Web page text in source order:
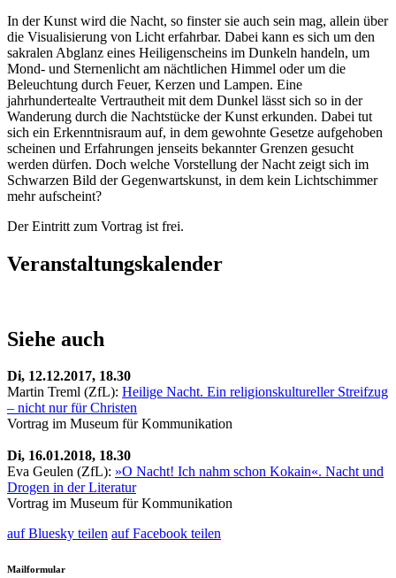
In der Kunst wird die Nacht, so finster sie auch sein mag, allein über
die Visualisierung von Licht erfahrbar. Dabei kann es sich um den
sakralen Abglanz eines Heiligenscheins im Dunkeln handeln, um
Mond- und Sternenlicht am nächtlichen Himmel oder um die
Beleuchtung durch Feuer, Kerzen und Lampen. Eine
jahrhundertealte Vertrautheit mit dem Dunkel lässt sich so in der
Wanderung durch die Nachtstücke der Kunst erkunden. Dabei tut
sich ein Erkenntnisraum auf, in dem gewohnte Gesetze aufgehoben
scheinen und Erfahrungen jenseits bekannter Grenzen gesucht
werden dürfen. Doch welche Vorstellung der Nacht zeigt sich im
Schwarzen Bild der Gegenwartskunst, in dem kein Lichtschimmer
mehr aufscheint?
Der Eintritt zum Vortrag ist frei.
Veranstaltungskalender
Siehe auch
Di, 12.12.2017, 18.30
Martin Treml (ZfL): Heilige Nacht. Ein religionskultureller Streifzug
– nicht nur für Christen
Vortrag im Museum für Kommunikation
Di, 16.01.2018, 18.30
Eva Geulen (ZfL): »O Nacht! Ich nahm schon Kokain«. Nacht und
Drogen in der Literatur
Vortrag im Museum für Kommunikation
auf Bluesky teilen auf Facebook teilen
Mailformular